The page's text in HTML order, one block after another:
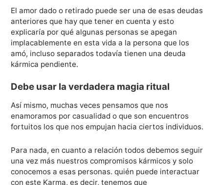
El amor dado o retirado puede ser una de esas deudas
anteriores que hay que tener en cuenta y esto
explicaría por qué algunas personas se apegan
implacablemente en esta vida a la persona que los
amó, incluso separados todavía tienen una deuda
kármica pendiente.
Debe usar la verdadera magia ritual
Así mismo, muchas veces pensamos que nos
enamoramos por casualidad o que son encuentros
fortuitos los que nos empujan hacia ciertos individuos.
Para nada, en cuanto a relación todos debemos seguir
una vez más nuestros compromisos kármicos y solo
conocemos a esas personas. quién puede interactuar
con este Karma, es decir, tenemos que